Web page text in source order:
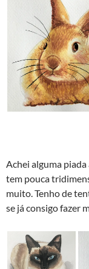
Achei alguma
tem pouca
muito. Tenho de
se já consigo fazer